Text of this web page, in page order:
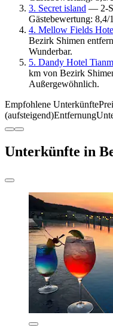
3. Secret island — 2-
Gästebewertung:
4. Mellow Fields
Bezirk Shimen
Wunderbar.
5. Dandy Hotel
km von Bezirk
Außergewöhnlich.
Empfohlene Unterkünfte
(aufsteigend)Entfernung
Unterkünfte in